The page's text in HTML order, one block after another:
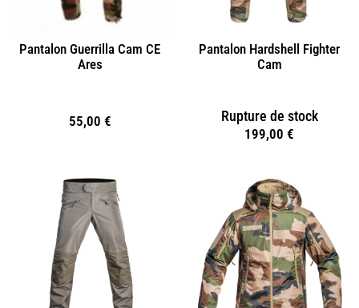
Pantalon Guerrilla Cam CE
Ares
55,00 €
Pantalon Hardshell Fighter
Cam
Rupture de stock
199,00 €